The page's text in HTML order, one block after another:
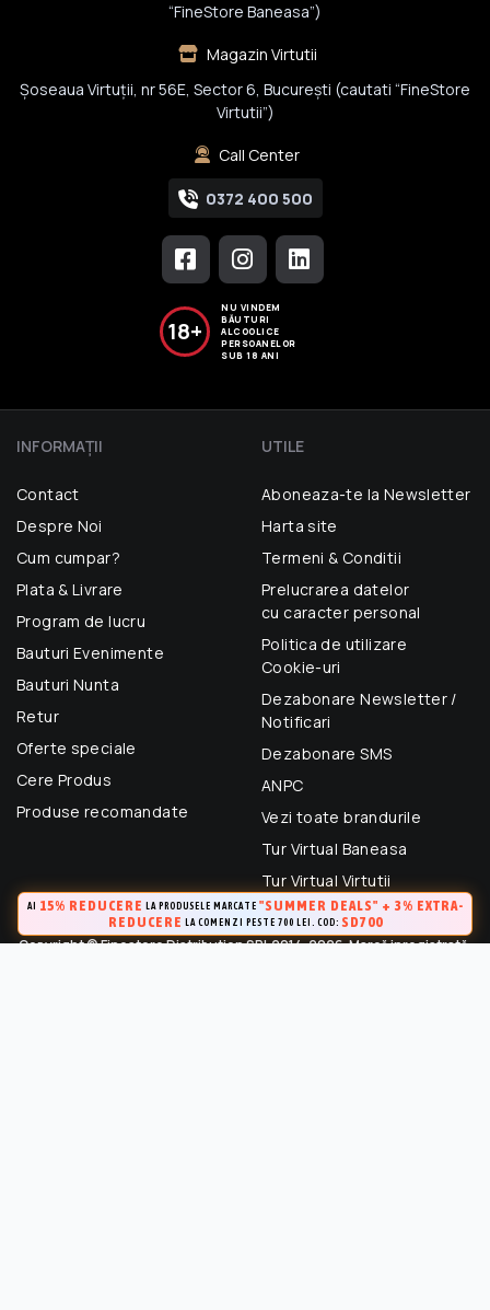
“FineStore Baneasa”)
Magazin Virtutii
Șoseaua Virtuții, nr 56E, Sector 6, București (cautati “FineStore
Virtutii”)
Call Center
0372 400 500
18+
NU VINDEM
BĂUTURI
ALCOOLICE
PERSOANELOR
SUB 18 ANI
INFORMAŢII
Contact
Despre Noi
Cum cumpar?
Plata & Livrare
Program de lucru
Bauturi Evenimente
Bauturi Nunta
Retur
Oferte speciale
Cere Produs
Produse recomandate
UTILE
Aboneaza-te la Newsletter
Harta site
Termeni & Conditii
Prelucrarea datelor
cu caracter personal
Politica de utilizare
Cookie-uri
Dezabonare Newsletter /
Notificari
Dezabonare SMS
ANPC
Vezi toate brandurile
Tur Virtual Baneasa
Tur Virtual Virtutii
Copyright © Finestore Distribution SRL 2014-2026. Marcă inregistrată.
AI 15% REDUCERE LA PRODUSELE MARCATE "SUMMER DEALS" + 3% EXTRA-
REDUCERE LA COMENZI PESTE 700 LEI. COD: SD700